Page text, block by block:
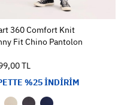
360 Comfort Knit
Fit Chino Pantolon
TL
%25 İNDİRİM